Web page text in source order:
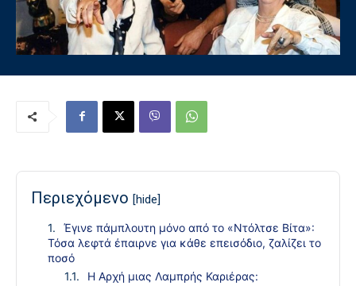
Περιεχόμενο [hide]
Έγινε πάμπλουτη μόνο από το «Ντόλτσε Βίτα»:
Τόσα λεφτά έπαιρνε για κάθε επεισόδιο, ζαλίζει το
ποσό
Η Αρχή μιας Λαμπρής Καριέρας: